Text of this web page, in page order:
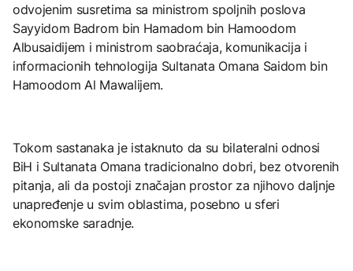
odvojenim susretima sa ministrom spoljnih poslova
Sayyidom Badrom bin Hamadom bin Hamoodom
Albusaidijem i ministrom saobraćaja, komunikacija i
informacionih tehnologija Sultanata Omana Saidom bin
Hamoodom Al Mawalijem.
Tokom sastanaka je istaknuto da su bilateralni odnosi
BiH i Sultanata Omana tradicionalno dobri, bez otvorenih
pitanja, ali da postoji značajan prostor za njihovo daljnje
unapređenje u svim oblastima, posebno u sferi
ekonomske saradnje.